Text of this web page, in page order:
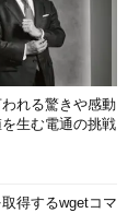
われる驚きや感動
生む電通の挑戦
得するwgetコマ